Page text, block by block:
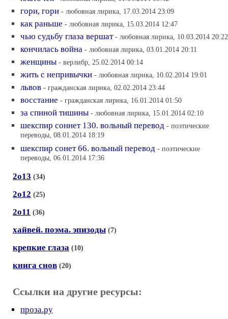
гори, гори - любовная лирика, 17.03.2014 23:09
как раньше - любовная лирика, 15.03.2014 12:47
чью судьбу глаза вершат - любовная лирика, 10.03.2014 20:22
кончилась война - любовная лирика, 03.01.2014 20:11
женщины - верлибр, 25.02.2014 00:14
жить с непривычки - любовная лирика, 10.02.2014 19:01
львов - гражданская лирика, 02.02.2014 23:44
восстание - гражданская лирика, 16.01.2014 01:50
за спиной тишины - любовная лирика, 15.01.2014 02:10
шекспир соннет 130. вольный перевод - поэтические
переводы, 08.01.2014 18:19
шекспир сонет 66. вольный перевод - поэтические
переводы, 06.01.2014 17:36
2о13 (34)
2о12 (25)
2о11 (36)
хайвей. поэма. эпизоды (7)
крепкие глаза (10)
книга снов (20)
Ссылки на другие ресурсы:
проза.ру